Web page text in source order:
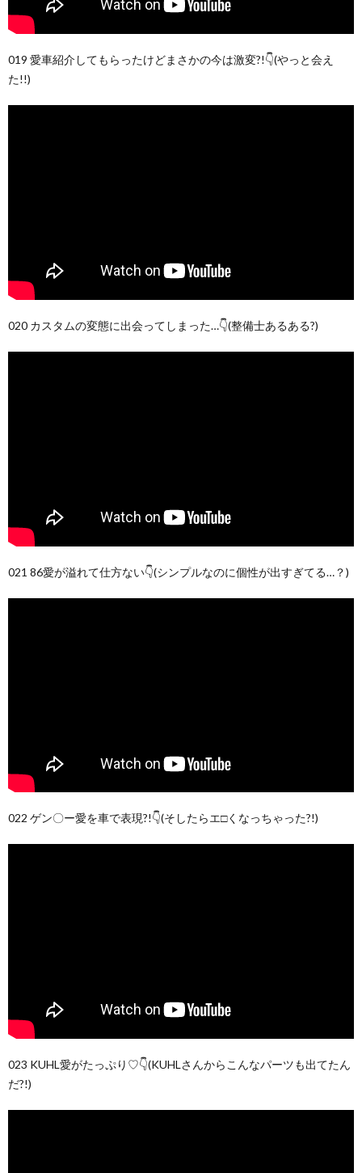
019 愛車紹介してもらったけどまさかの今は激変?!👇(やっと会え
た!!)
020 カスタムの変態に出会ってしまった…👇(整備士あるある?)
021 86愛が溢れて仕方ない👇(シンプルなのに個性が出すぎてる…？)
022 ゲン〇ー愛を車で表現?!👇(そしたらエ□くなっちゃった?!)
023 KUHL愛がたっぷり♡👇(KUHLさんからこんなパーツも出てたん
だ?!)